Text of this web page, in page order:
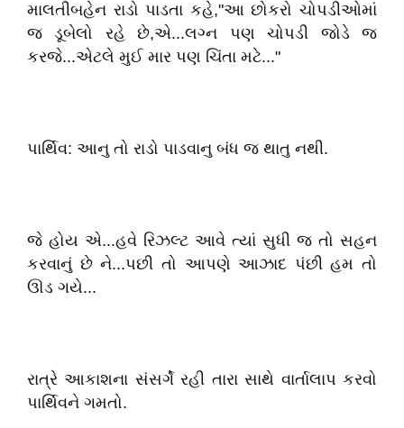
માલતીબહેન રાડો પાડતા કહે,"આ છોકરો ચોપડીઓમાં
જ ડૂબેલો રહે છે,એ...લગ્ન પણ ચોપડી જોડે જ
કરજે...એટલે મુઈ માર પણ ચિંતા મટે..."
પાર્થિવ: આનુ તો રાડો પાડવાનુ બંધ જ થાતુ નથી.
જે હોય એ...હવે રિઝલ્ટ આવે ત્યાં સુધી જ તો સહન
કરવાનું છે ને...પછી તો આપણે આઝાદ પંછી હમ તો
ઊડ ગયે...
રાત્રે આકાશના સંસર્ગે રહી તારા સાથે વાર્તાલાપ કરવો
પાર્થિવને ગમતો.